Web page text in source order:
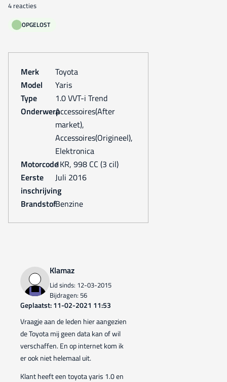
4 reacties
OPGELOST
Merk
Toyota
Model
Yaris
Type
1.0 VVT-i Trend
Onderwerp
Accessoires(After
market),
Accessoires(Origineel),
Elektronica
Motorcode1KR, 998 CC (3 cil)
Eerste
inschrijving
juli 2016
Brandstof Benzine
Klamaz
Lid sinds: 12-03-2015
Bijdragen: 56
Geplaatst: 11-02-2021 11:53
Vraagje aan de leden hier aangezien
de Toyota mij geen data kan of wil
verschaffen. En op internet kom ik
er ook niet helemaal uit.
Klant heeft een toyota yaris 1.0 en